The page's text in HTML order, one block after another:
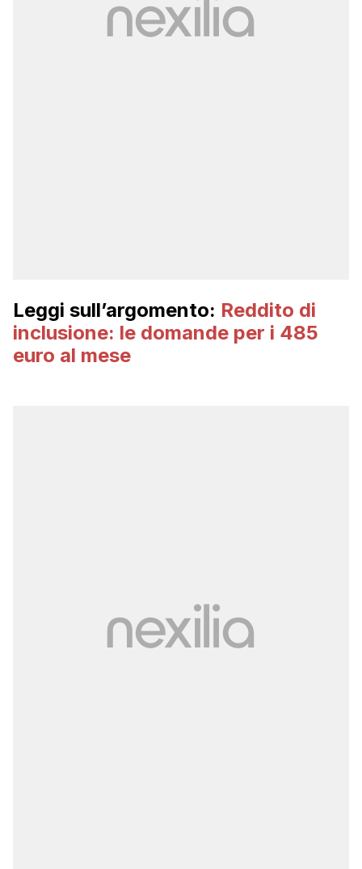
Leggi sull’argomento: Reddito di
inclusione: le domande per i 485
euro al mese